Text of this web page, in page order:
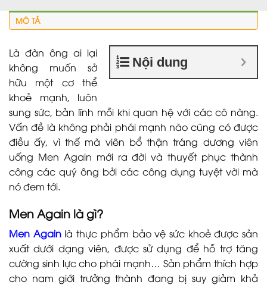
MÔ TẢ
Nội dung
Là đàn ông ai lại
không muốn sở
hữu một cơ thể
khoẻ mạnh, luôn
sung sức, bản lĩnh mỗi khi quan hệ với các cô nàng.
Vấn đề là không phải phái mạnh nào cũng có được
điều ấy, vì thế mà viên bổ thận tráng dương viên
uống Men Again mới ra đời và thuyết phục thành
công các quý ông bởi các công dụng tuyệt vời mà
nó đem tới.
Men Again là gì?
Men Againlà thực phẩm bảo vệ sức khoẻ được sản
xuất dưới dạng viên, được sử dụng để hỗ trợ tăng
cường sinh lực cho phái mạnh… Sản phẩm thích hợp
cho nam giới trưởng thành đang bị suy giảm khả